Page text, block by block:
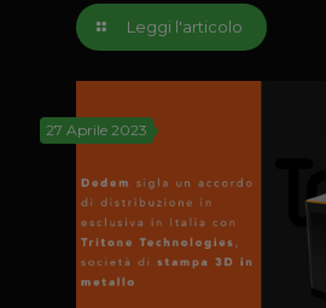
Leggi l'articolo
27 Aprile 2023